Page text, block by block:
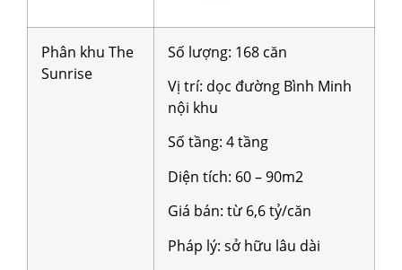
Phân khu The
Sunrise
Số lượng: 168 căn
Vị trí: dọc đường Bình Minh
nội khu
Số tầng: 4 tầng
Diện tích: 60 – 90m2
Giá bán: từ 6,6 tỷ/căn
Pháp lý: sở hữu lâu dài